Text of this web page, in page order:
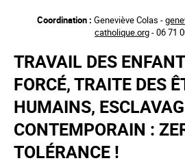
principal
Coordination : Geneviève Colas -
catholique.org- 06 71
TRAVAIL DES
FORCÉ, TRAITE DES
HUMAINS,
CONTEMPORAIN :
TOLÉRANCE !